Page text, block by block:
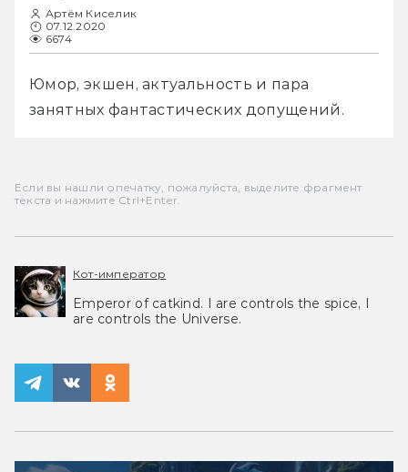
Артём Киселик
07.12.2020
6674
Юмор, экшен, актуальность и пара
занятных фантастических допущений.
Если вы нашли опечатку, пожалуйста, выделите фрагмент
текста и нажмите Ctrl+Enter.
Кот-император
Emperor of catkind. I are controls the spice, I
are controls the Universe.